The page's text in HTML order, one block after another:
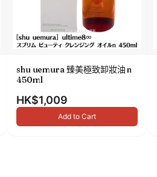
shu uemura 臻美極致卸妝油 n
450ml
HK$1,009
Add to Cart